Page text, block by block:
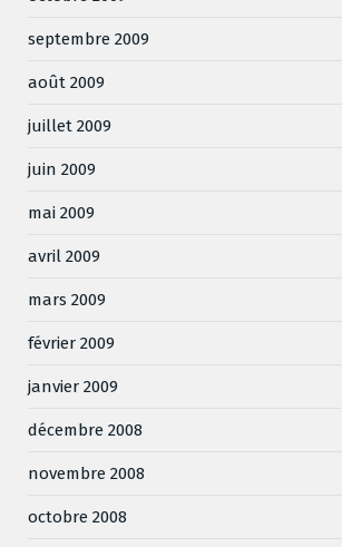
septembre 2009
août 2009
juillet 2009
juin 2009
mai 2009
avril 2009
mars 2009
février 2009
janvier 2009
décembre 2008
novembre 2008
octobre 2008